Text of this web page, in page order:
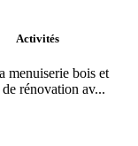
Activités
menuiserie bois et
rénovation av...